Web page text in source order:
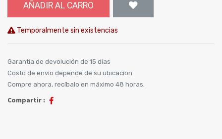
AÑADIR AL CARRO
Temporalmente sin existencias
Garantía de devolución de 15 días
Costo de envío depende de su ubicación
Compre ahora, recíbalo en máximo 48 horas.
Compartir :